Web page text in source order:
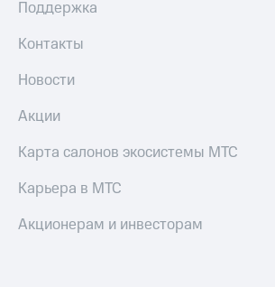
Поддержка
Контакты
Новости
Акции
Карта салонов экосистемы МТС
Карьера в МТС
Акционерам и инвесторам